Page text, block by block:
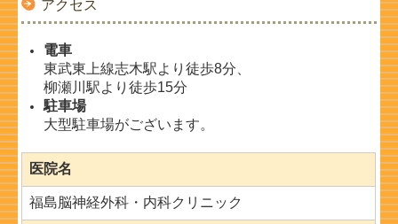
アクセス
電車
東武東上線志木駅より徒歩8分、
柳瀬川駅より徒歩15分
駐車場
大型駐車場がございます。
医院名
福島脳神経外科・内科クリニック